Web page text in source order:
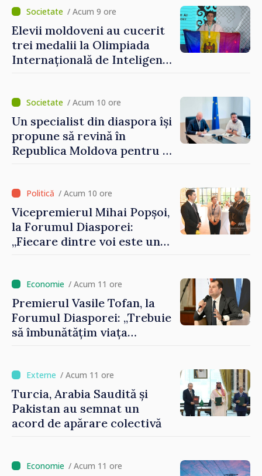
Grosu: „Este important să
depășim blocajele și să dăm o
șansă localităților să se
dezvolte”
/ Acum 9 ore
Elevii moldoveni au cucerit
trei medalii la Olimpiada
Internațională de Inteligență
/ Acum 10 ore
Un specialist din diaspora își
propune să revină în
Republica Moldova pentru a
/ Acum 10 ore
Vicepremierul Mihai Popșoi,
la Forumul Diasporei:
„Fiecare dintre voi este un
imaginii Republicii Moldova”
/ Acum 11 ore
Premierul Vasile Tofan, la
Forumul Diasporei: „Trebuie
să îmbunătățim viața
/ Acum 11 ore
Turcia, Arabia Saudită și
Pakistan au semnat un
acord de apărare colectivă
/ Acum 11 ore